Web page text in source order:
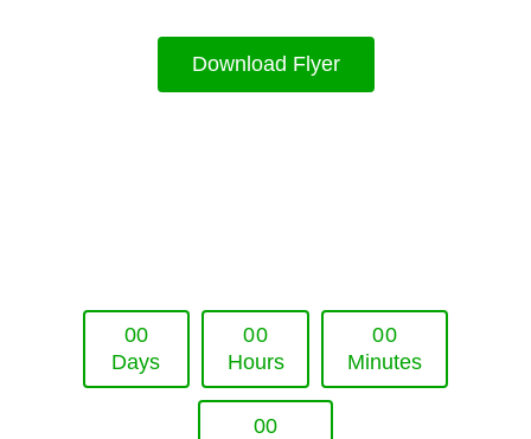
Download Flyer
00
Days
00
Hours
00
Minutes
00